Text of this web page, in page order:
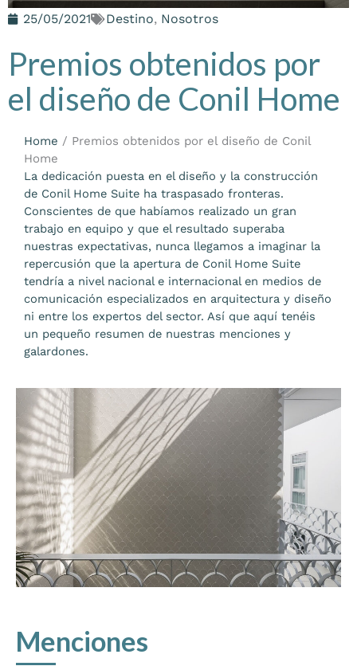
25/05/2021 Destino, Nosotros
Premios obtenidos por
el diseño de Conil Home
Home / Premios obtenidos por el diseño de Conil
Home
La dedicación puesta en el diseño y la construcción
de Conil Home Suite ha traspasado fronteras.
Conscientes de que habíamos realizado un gran
trabajo en equipo y que el resultado superaba
nuestras expectativas, nunca llegamos a imaginar la
repercusión que la apertura de Conil Home Suite
tendría a nivel nacional e internacional en medios de
comunicación especializados en arquitectura y diseño
ni entre los expertos del sector. Así que aquí tenéis
un pequeño resumen de nuestras menciones y
galardones.
Menciones